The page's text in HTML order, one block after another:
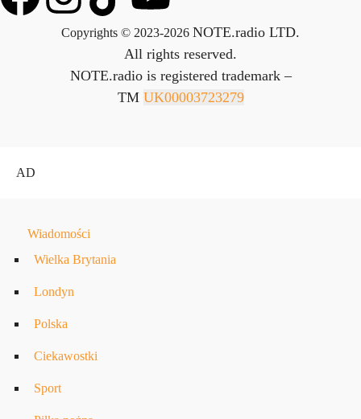
Copyrights © 2023-2026 NOTE.radio LTD.
All rights reserved.
NOTE.radio is registered trademark –
TM UK00003723279
AD
Wiadomości
Wielka Brytania
Londyn
Polska
Ciekawostki
Sport